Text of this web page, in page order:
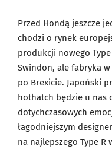
Przed Hondą jeszcze
chodzi o rynek
produkcji nowego
Swindon, ale fabryka w
po Brexicie. Japoński
hothatch będzie u nas
dotychczasowych
łagodniejszym
na najlepszego Type R